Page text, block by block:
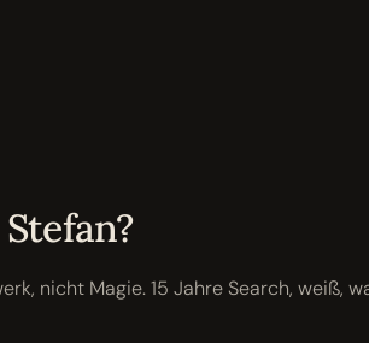
nicht Magie. 15 Jahre Search, weiß,